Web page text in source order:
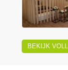
BEKIJK